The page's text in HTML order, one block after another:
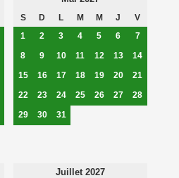
S D L M M J
V
1
2 3 4 5 6
7
8
9 10 11 12 13
14
15
16 17 18 19 20
21
22
23 24 25 26 27
28
29
30 31
Juillet 2027